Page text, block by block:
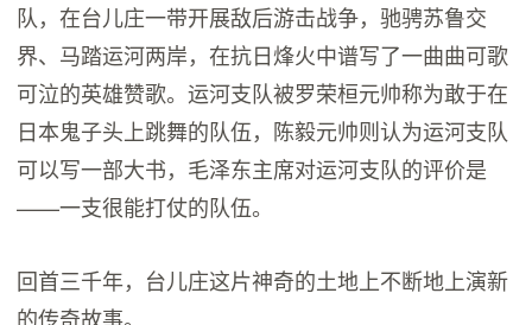
队，在台儿庄一带开展敌后游击战争，驰骋苏鲁交
界、马踏运河两岸，在抗日烽火中谱写了一曲曲可歌
可泣的英雄赞歌。运河支队被罗荣桓元帅称为敢于在
日本鬼子头上跳舞的队伍，陈毅元帅则认为运河支队
可以写一部大书，毛泽东主席对运河支队的评价是
——一支很能打仗的队伍。
回首三千年，台儿庄这片神奇的土地上不断地上演新
的传奇故事。